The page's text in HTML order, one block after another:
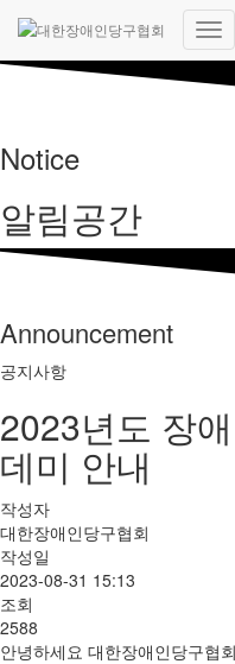
내
Notice
알림공간
Announcement
공지사항
2023년도 장
데미 안내
작성자
대한장애인당구협회
작성일
2023-08-31 15:13
조회
2588
안녕하세요 대한장애인당구협